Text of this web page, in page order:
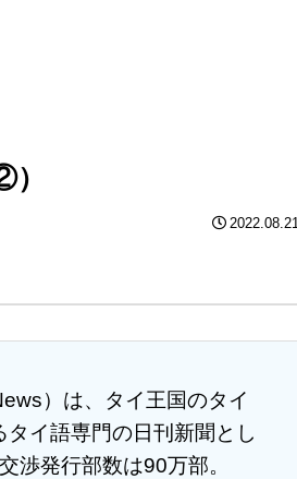
2022.08.21
）は、タイ王国のタイ
イ語専門の日刊新聞とし
渉発行部数は90万部。